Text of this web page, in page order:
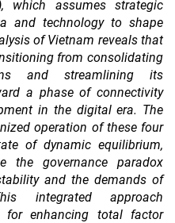
which assumes strategic
and technology to shape
of Vietnam reveals that
from consolidating
and streamlining its
a phase of connectivity
in the digital era. The
operation of these four
of dynamic equilibrium,
the governance paradox
and the demands of
integrated approach
for enhancing total factor